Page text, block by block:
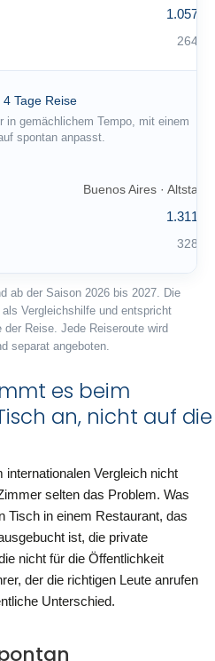
1.057 €
264 €
Tage Reise
in gemächlichem Tempo, mit einem
spontan anpasst.
Buenos Aires · Altstadt
1.311 €
328 €
ab der Saison 2026 bis 2027. Die
als Vergleichshilfe und entspricht
der Reise. Jede Reiseroute wird
separat angeboten.
es beim
an, nicht auf die
Vergleich nicht
selten das Problem. Was
Tisch in einem Restaurant, das
ist, die private
nicht für die Öffentlichkeit
der die richtigen Leute anrufen
Unterschied.